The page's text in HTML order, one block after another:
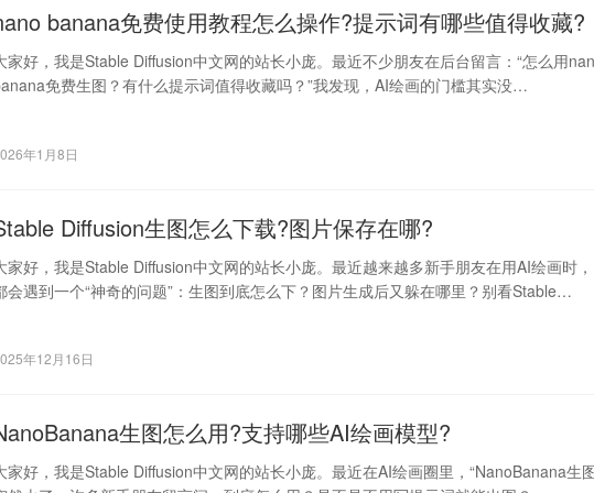
banana免费使用教程怎么操作?提示词有哪些值得收藏?
家好，我是Stable Diffusion中文网的站长小庞。最近不少朋友在后台留言：“怎么用
免费生图？有什么提示词值得收藏吗？”我发现，AI绘画的门槛其实没…
年1月8日
Diffusion生图怎么下载?图片保存在哪?
家好，我是Stable Diffusion中文网的站长小庞。最近越来越多新手朋友在用AI绘画时，
会遇到一个“神奇的问题”：生图到底怎么下？图片生成后又躲在哪里？别看Stable…
年12月16日
生图怎么用?支持哪些AI绘画模型?
家好，我是Stable Diffusion中文网的站长小庞。最近在AI绘画圈里，“NanoBanana生